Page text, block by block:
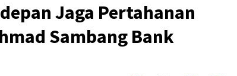
Jaga Pertahanan
Sambang Bank